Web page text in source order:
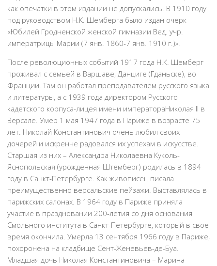
как опечатки в этом издании не допускались. В 1910 году
под руководством Н.К. Шемберга было издан очерк
«Юбилей Гродненской женской гимназии Вед. учр.
императрицы Марии (7 янв. 1860-7 янв. 1910 г.)».
После революционных событий 1917 года Н.К. Шемберг
проживал с семьей в Варшаве, Данциге (Гданьске), во
Франции. Там он работал преподавателем русского языка
и литературы, а с 1939 года директором Русского
кадетского корпуса-лицея имени императораНиколая II в
Версале. Умер 1 мая 1947 года в Париже в возрасте 75
лет. Николай Константинович очень любил своих
дочерей и искренне радовался их успехам в искусстве.
Старшая из них – Александра Николаевна Куколь-
Яснопольская (урожденная Штемберг) родилась в 1894
году в Санкт-Петербурге. Как живописец писала
преимущественно версальские пейзажи. Выставлялась в
парижских салонах. В 1964 году в Париже приняла
участие в праздновании 200-летия со дня основания
Смольного института в Санкт-Петербурге, который в свое
время окончила. Умерла 13 сентября 1966 году в Париже,
похоронена на кладбище Сент-Женевьев-де-Буа.
Младшая дочь Николая Константиновича – Марина